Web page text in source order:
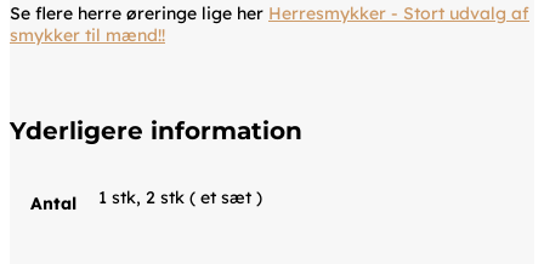
Se flere herre øreringe lige her Herresmykker - Stort udvalg af
smykker til mænd!!
Yderligere information
Antal 1 stk, 2 stk ( et sæt )